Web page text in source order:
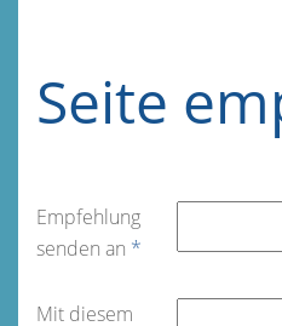
Seite
Empfehlung
senden an *
Mit diesem